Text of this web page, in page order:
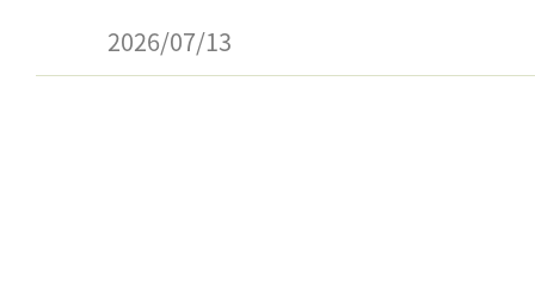
2026/07/13